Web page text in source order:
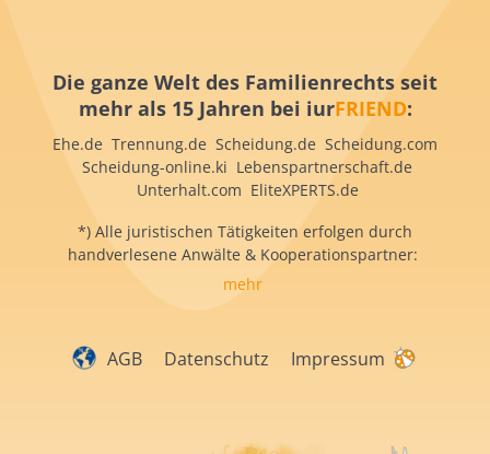
Die ganze Welt des Familienrechts seit
mehr als 15 Jahren bei iurFRIEND:
Ehe.de Trennung.de Scheidung.de Scheidung.com
Scheidung-online.ki Lebenspartnerschaft.de
Unterhalt.com EliteXPERTS.de
*) Alle juristischen Tätigkeiten erfolgen durch
handverlesene Anwälte & Kooperationspartner:
mehr
AGB Datenschutz Impressum